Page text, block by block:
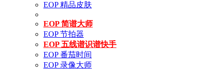
EOP 精品皮肤
EOP 简谱大师
EOP 节拍器
EOP 五线谱识谱快手
EOP 番茄时间
EOP 录像大师